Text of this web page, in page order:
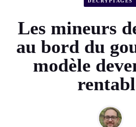
Les mineurs
au bord du
modèle